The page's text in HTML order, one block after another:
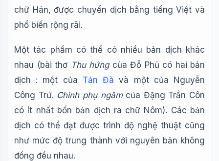
chữ Hán, được chuyển dịch bằng tiếng Việt và
phổ biến rộng rãi.
Một tác phẩm có thể có nhiều bản dịch khác
nhau (bài thơ Thu hứngcủa Đỗ Phủ có hai bản
dịch : một của Tản Đà và một của Nguyễn
Công Trứ. Chinh phụ ngâmcủa Đặng Trần Côn
có ít nhất bốn bản dịch ra chữ Nôm). Các bản
dịch có thể đạt được trình độ nghệ thuật cũng
như mức độ trung thành với nguyên bản không
đồng đều nhau.
🤖Wiki Trợ Lý